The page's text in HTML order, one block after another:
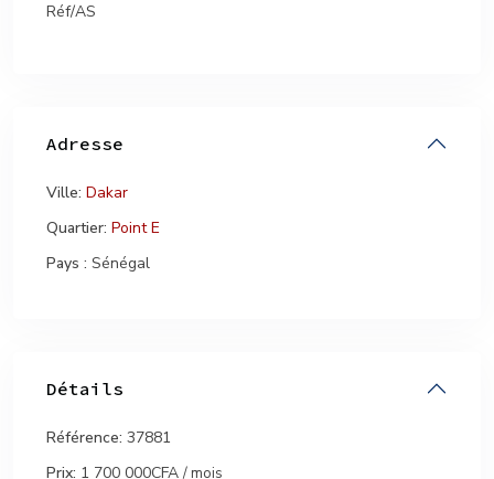
Réf/AS
Adresse
Ville: Dakar
Quartier: Point E
Pays : Sénégal
Détails
Référence: 37881
Prix: 1 700 000CFA / mois